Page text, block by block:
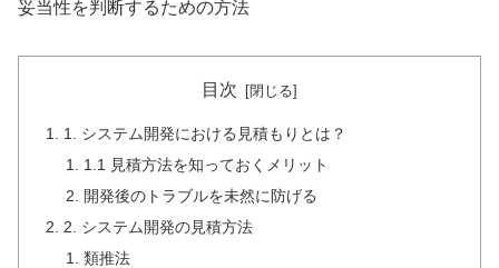
妥当性を判断するための方法
目次
1. システム開発における見積もりとは？
1.1 見積方法を知っておくメリット
開発後のトラブルを未然に防げる
2. システム開発の見積方法
類推法